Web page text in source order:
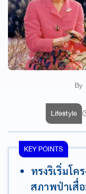
By
Lifestyle
KEY POINTS
ทรงริเริ่มโ
สภาพป่าเสื่